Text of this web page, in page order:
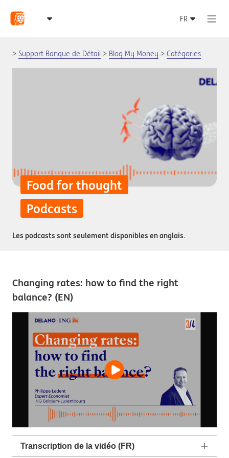
Support Banque de Détail Blog My Money Catégories
Food for thought
Podcasts
Les podcasts sont seulement disponibles en anglais.
Changing rates: how to find the right
balance? (EN)
Transcription de la vidéo (FR)